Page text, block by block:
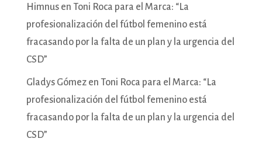
Himnusen Toni Roca para el Marca: “La
profesionalización del fútbol femenino está
fracasando por la falta de un plan y la urgencia del
CSD”
Gladys Gómezen Toni Roca para el Marca: “La
profesionalización del fútbol femenino está
fracasando por la falta de un plan y la urgencia del
CSD”